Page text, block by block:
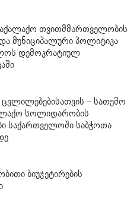
თვითმმართველობის
მუნიციპალური პოლიტიკა
დემოკრატიულ
ცვლილებებისათვის – სათემო
სოლიდარობის
საქართველოში საბჭოთა
ბიუჯეტირების